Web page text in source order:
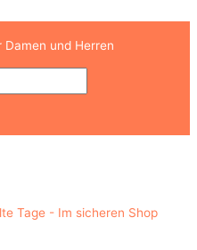
und Herren
Tage - Im sicheren Shop